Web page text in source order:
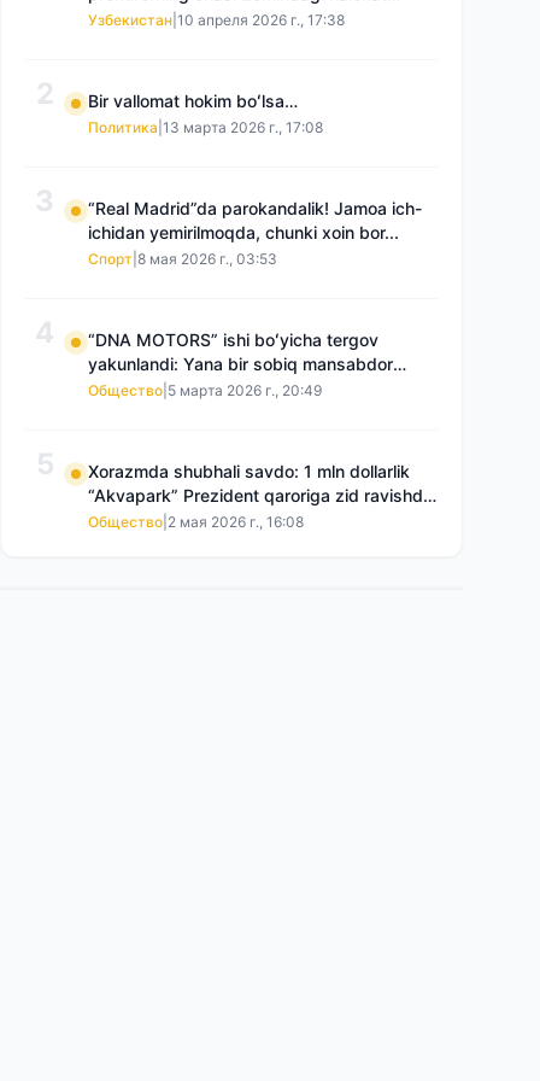
boʻyicha qayta tergov talab qilmoqda
Узбекистан 10 апреля 2026 г., 17:38
2 Bir vallomat hokim boʻlsa…
Политика 13 марта 2026 г., 17:08
3
“Real Madrid”da parokandalik! Jamoa ich-
ichidan yemirilmoqda, chunki xoin bor...
Спорт 8 мая 2026 г., 03:53
4
“DNA MOTORS” ishi boʻyicha tergov
yakunlandi: Yana bir sobiq mansabdor
qamoqqa olingan, Saidnazirxanovaning
Общество 5 марта 2026 г., 20:49
5
Xorazmda shubhali savdo: 1 mln dollarlik
“Akvapark” Prezident qaroriga zid ravishda
sotilgani maʼlum boʻldi
Общество 2 мая 2026 г., 16:08